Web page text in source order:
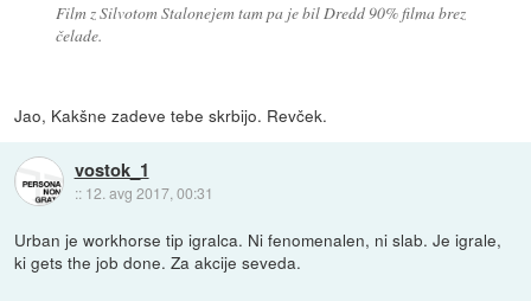
Film z Silvotom Stalonejem tam pa je bil Dredd 90% filma brez
čelade.
Jao, Kakšne zadeve tebe skrbijo. Revček.
vostok_1
:: 12. avg 2017, 00:31
Urban je workhorse tip igralca. Ni fenomenalen, ni slab. Je igrale,
ki gets the job done. Za akcije seveda.